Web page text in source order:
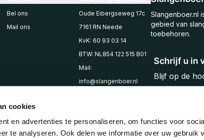
cookies
en advertenties te personaliseren, om functies voor
te analyseren. Ook delen we informatie over uw gebruik
Schrijf u in
Blijf op de
Slangenboer.nl
gebied van
toebehoren.
Bel ons
Mail ons
Oude Eibergseweg 17c
7161 RN Neede
KvK: 60 93 03 14
BTW: NL854 122 515 B01
Mail:
info@slangenboer.nl